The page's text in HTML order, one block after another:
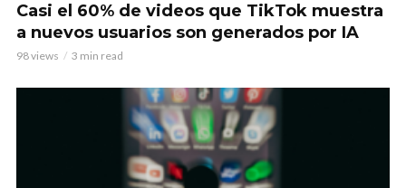
Casi el 60% de videos que TikTok muestra
a nuevos usuarios son generados por IA
98 views 3 min read